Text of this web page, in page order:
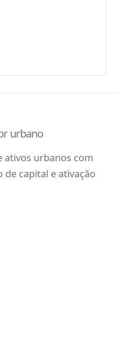
urbano
ativos urbanos com
capital e ativação